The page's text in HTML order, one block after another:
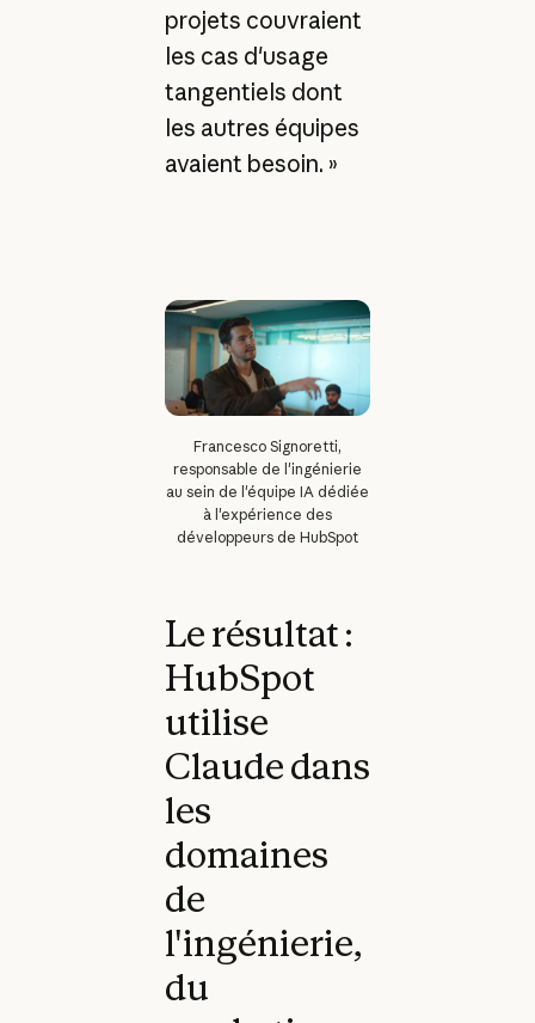
projets couvraient
les cas d'usage
tangentiels dont
les autres équipes
avaient besoin. »
Francesco Signoretti,
responsable de l'ingénierie
au sein de l'équipe IA dédiée
à l'expérience des
développeurs de HubSpot
Le résultat :
HubSpot
utilise
Claude dans
les
domaines
de
l'ingénierie,
du